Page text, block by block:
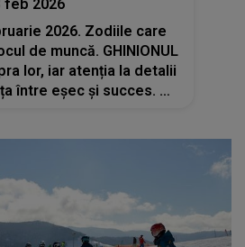
feb 2026
2026. Zodiile care
de muncă. GHINIONUL
lor, iar atenția la detalii
între eșec și succes. UN